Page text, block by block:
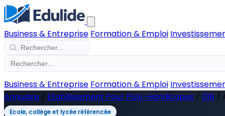
Business & Entreprise Formation & Emploi
Business & Entreprise Formation & Emploi
Annuaire / Etablissement Pour Poly-Handicapes / 016 /
Ecole, collège et lycée référencée